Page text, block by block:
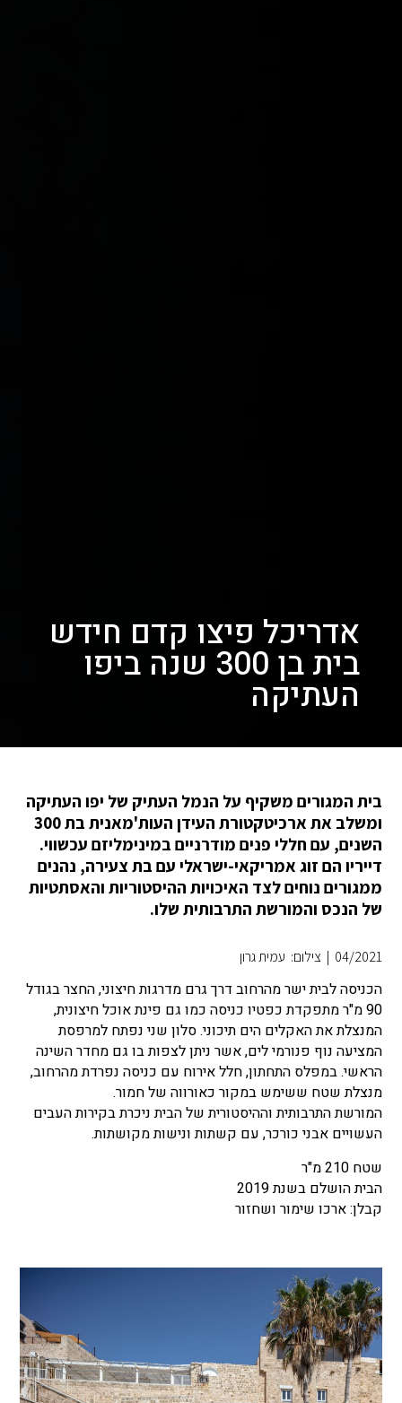
אדריכל פיצו קדם חידש
בית בן 300 שנה ביפו
העתיקה
בית המגורים משקיף על הנמל העתיק של יפו העתיקה
ומשלב את ארכיטקטורת העידן העות'מאנית בת 300
השנים, עם חללי פנים מודרניים במינימליזם עכשווי.
דייריו הם זוג אמריקאי-ישראלי עם בת צעירה, נהנים
ממגורים נוחים לצד האיכויות ההיסטוריות והאסתטיות
של הנכס והמורשת התרבותית שלו.
04/2021
| צילום: עמית גרון
הכניסה לבית ישר מהרחוב דרך גרם מדרגות חיצוני, החצר בגודל
90 מ"ר מתפקדת כפטיו כניסה כמו גם פינת אוכל חיצונית,
המנצלת את האקלים הים תיכוני. סלון שני נפתח למרפסת
המציעה נוף פנורמי לים, אשר ניתן לצפות בו גם מחדר השינה
הראשי. במפלס התחתון, חלל אירוח עם כניסה נפרדת מהרחוב,
מנצלת שטח ששימש במקור כאורווה של חמור.
המורשת התרבותית וההיסטורית של הבית ניכרת בקירות העבים
העשויים אבני כורכר, עם קשתות ונישות מקושתות.
שטח 210 מ"ר
הבית הושלם בשנת 2019
קבלן: ארכו שימור ושחזור